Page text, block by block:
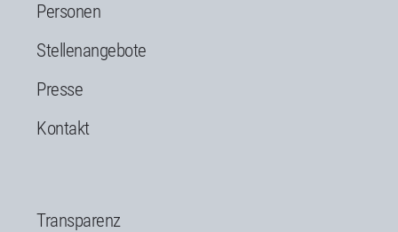
Personen
Stellenangebote
Presse
Kontakt
Transparenz